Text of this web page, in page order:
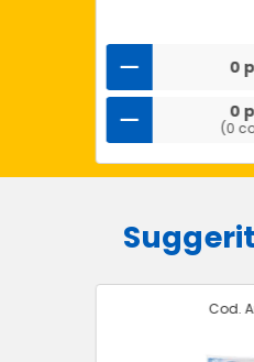
0
0
(0
Cod.